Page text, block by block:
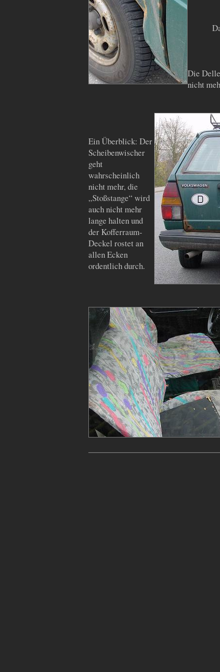
Die
nicht
Ein Überblick: Der
Scheibenwischer
geht
wahrscheinlich
nicht mehr, die
„Stoßstange“ wird
auch nicht mehr
lange halten und
der Kofferraum-
Deckel rostet an
allen Ecken
ordentlich durch.